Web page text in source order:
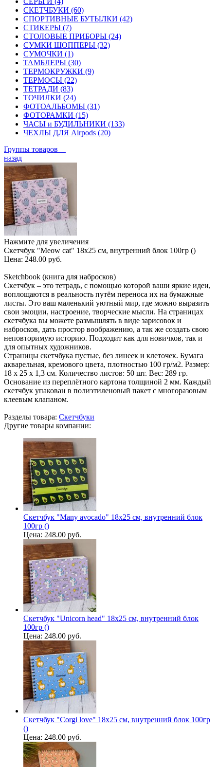
СКЕТЧБУКИ (60)
СПОРТИВНЫЕ БУТЫЛКИ (42)
СТИКЕРЫ (7)
СТОЛОВЫЕ ПРИБОРЫ (24)
СУМКИ ШОППЕРЫ (32)
СУМОЧКИ (1)
ТАМБЛЕРЫ (30)
ТЕРМОКРУЖКИ (9)
ТЕРМОСЫ (22)
ТЕТРАДИ (83)
ТОЧИЛКИ (24)
ФОТОАЛЬБОМЫ (31)
ФОТОРАМКИ (15)
ЧАСЫ и БУДИЛЬНИКИ (133)
ЧЕХЛЫ ДЛЯ Airpods (20)
Группы товаров
назад
Нажмите для увеличения
Скетчбук "Meow cat" 18х25 см, внутренний блок 100гр ()
Цена: 248.00 руб.
Sketchbook (книга для набросков)
Скетчбук – это тетрадь, с помощью которой ваши яркие идеи,
воплощаются в реальность путём переноса их на бумажные
листы. Это ваш маленький уютный мир, где можно выразить
свои эмоции, настроение, творческие мысли. На страницах
скетчбука вы можете размышлять в виде зарисовок и
набросков, дать простор воображению, а так же создать свою
неповторимую историю. Подходит как для новичков, так и
для опытных художников.
Страницы скетчбука пустые, без линеек и клеточек. Бумага
акварельная, кремового цвета, плотностью 100 гр/м2. Размер:
18 х 25 х 1,3 см. Количество листов: 50 шт. Вес: 289 гр.
Основание из переплётного картона толщиной 2 мм. Каждый
скетчбук упакован в полиэтиленовый пакет с многоразовым
клеевым клапаном.
Разделы товара: Скетчбуки
Другие товары компании:
Скетчбук "Many avocado" 18х25 см, внутренний блок
100гр ()
Цена: 248.00 руб.
Скетчбук "Unicorn head" 18х25 см, внутренний блок
100гр ()
Цена: 248.00 руб.
Скетчбук "Сorgi love" 18х25 см, внутренний блок 100гр
()
Цена: 248.00 руб.